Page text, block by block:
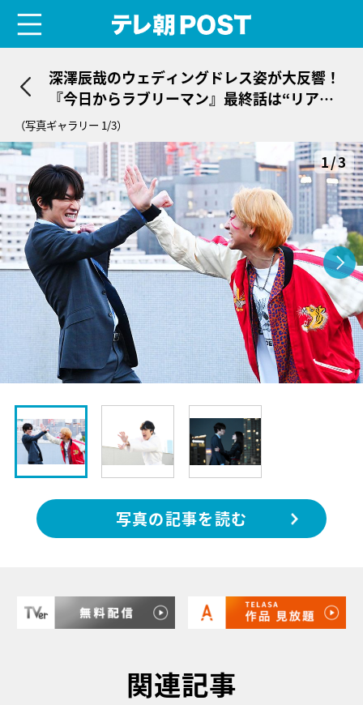
深澤辰哉のウェディングドレス姿が大反響！
『今日からラブリーマン』最終話は“リア
ル”な恋のチャンスが
（写真ギャラリー 1/3）
1/3
写真の記事を読む
関連記事